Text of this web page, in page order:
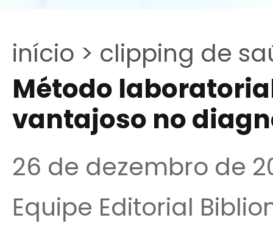
início > clipping de
Método
vantajoso no
26 de dezembro de
Equipe Editorial